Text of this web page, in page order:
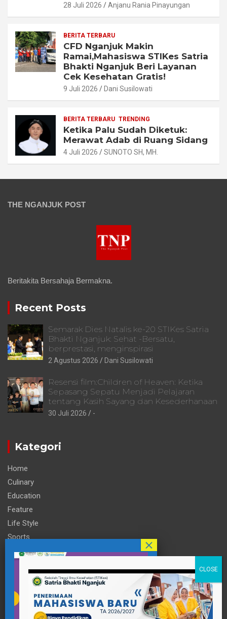
28 Juli 2026 Anjanu Rania Pinayungan
BERITA TERBARU
CFD Nganjuk Makin
Ramai,Mahasiswa STIKes Satria
Bhakti Nganjuk Beri Layanan
Cek Kesehatan Gratis!
9 Juli 2026 Dani Susilowati
BERITA TERBARU TRENDING
Ketika Palu Sudah Diketuk:
Merawat Adab di Ruang Sidang
4 Juli 2026 SUNOTO SH, MH.
THE NGANJUK POST
Beritakita Bersahaja Bermakna.
Recent Posts
Semarak Dies Natalis ke-20 STIKes Satria
Bhakti Nganjuk: Sehat -Bersatu,
berprestasi, menginspirasi
2 Agustus 2026 Dani Susilowati
Resensi film:Children of Heaven: Ketika
Sepasang Sepatu Menjadi Pelajaran
tentang Kasih Sayang dan Kesederhanaan
30 Juli 2026 -
Kategori
Home
Culinary
Education
Feature
Life Style
Sports
Technology
Informasi